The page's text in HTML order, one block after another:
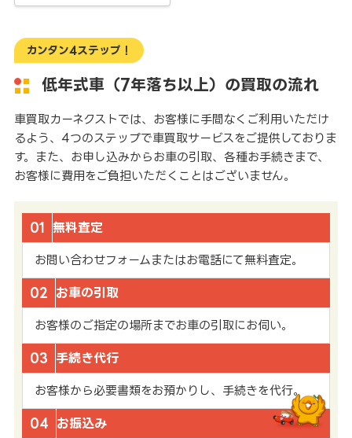
カンタン4ステップ！
低年式車（7年落ち以上）の買取の流れ
車買取カーネクストでは、お客様に手間なくご利用いただけ
るよう、4つのステップで車買取サービスをご提供しておりま
す。また、お申し込みからお車の引取、各種お手続きまで、
お客様に費用をご負担いただくことはございません。
01 無料査定
お問い合わせフォームまたはお電話にて無料査定。
02 お車の引取
お客様のご指定の場所までお車の引取にお伺い。
03 手続き代行
お客様から必要書類をお預かりし、手続きを代行。
04 お振込み